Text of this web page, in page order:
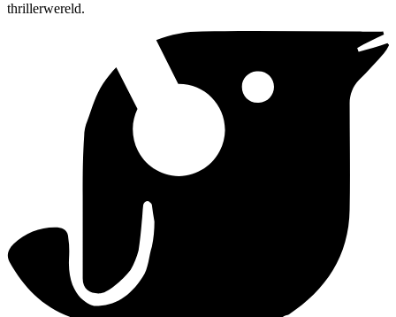
thrillerwereld.